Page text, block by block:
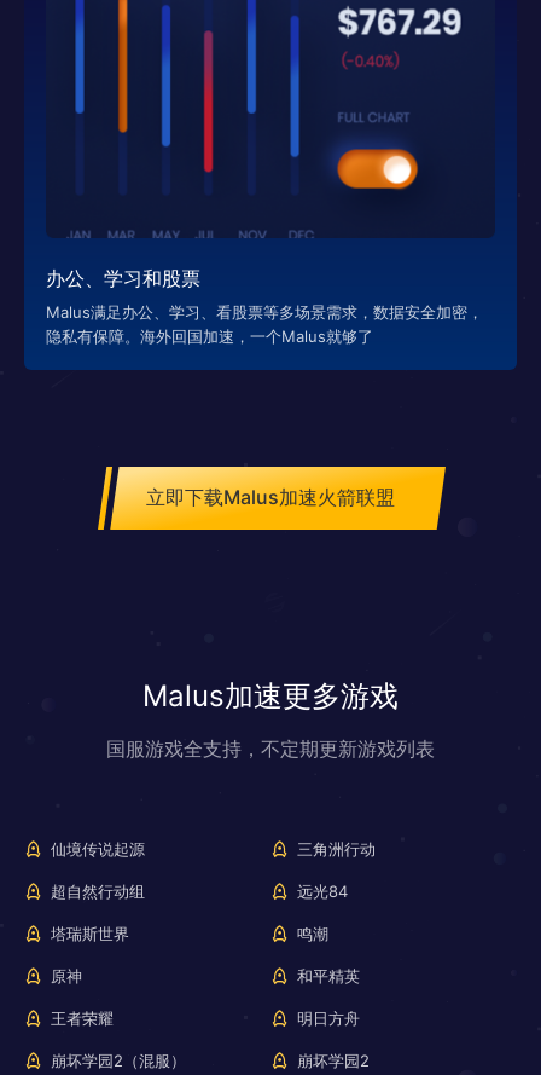
办公、学习和股票
Malus满足办公、学习、看股票等多场景需求，数据安全加密，
隐私有保障。海外回国加速，一个Malus就够了
立即下载Malus加速火箭联盟
Malus加速更多游戏
国服游戏全支持，不定期更新游戏列表
仙境传说起源 三角洲行动
超自然行动组 远光84
塔瑞斯世界 鸣潮
原神 和平精英
王者荣耀 明日方舟
崩坏学园2（混服） 崩坏学园2